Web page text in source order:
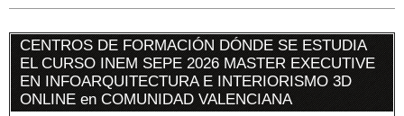
CENTROS DE FORMACIÓN DÓNDE SE ESTUDIA
EL CURSO INEM SEPE 2026 MASTER EXECUTIVE
EN INFOARQUITECTURA E INTERIORISMO 3D
ONLINE en COMUNIDAD VALENCIANA